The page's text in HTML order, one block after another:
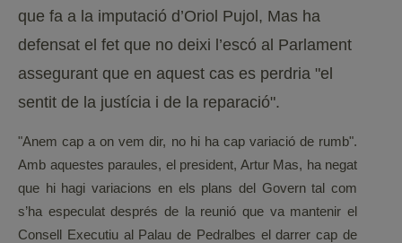
que fa a la imputació d’Oriol Pujol, Mas ha
defensat el fet que no deixi l’escó al Parlament
assegurant que en aquest cas es perdria "el
sentit de la justícia i de la reparació".
"Anem cap a on vem dir, no hi ha cap variació de rumb".
Amb aquestes paraules, el president, Artur Mas, ha negat
que hi hagi variacions en els plans del Govern tal com
s’ha especulat després de la reunió que va mantenir el
Consell Executiu al Palau de Pedralbes el darrer cap de